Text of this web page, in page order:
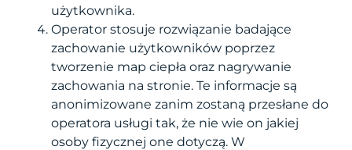
użytkownika.
Operator stosuje rozwiązanie badające
zachowanie użytkowników poprzez
tworzenie map ciepła oraz nagrywanie
zachowania na stronie. Te informacje są
anonimizowane zanim zostaną przesłane do
operatora usługi tak, że nie wie on jakiej
osoby fizycznej one dotyczą. W